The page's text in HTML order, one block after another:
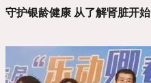
守护银龄健康 从了解肾脏开始